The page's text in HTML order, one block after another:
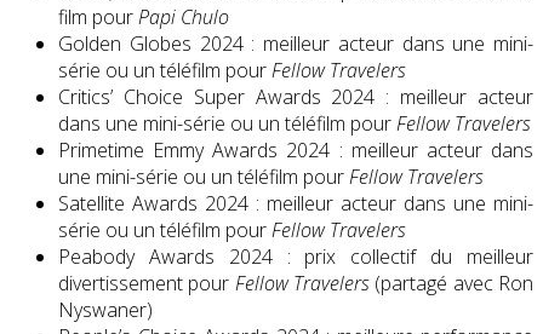
film pourPapi Chulo
Golden Globes 2024 : meilleur acteur dans une mini-
série ou un téléfilm pourFellow Travelers
Critics’ Choice Super Awards 2024 : meilleur acteur
dans une mini-série ou un téléfilm pourFellow Travelers
Primetime Emmy Awards 2024 : meilleur acteur dans
une mini-série ou un téléfilm pourFellow Travelers
Satellite Awards 2024 : meilleur acteur dans une mini-
série ou un téléfilm pourFellow Travelers
Peabody Awards 2024 : prix collectif du meilleur
divertissement pour Fellow Travelers (partagé avec Ron
Nyswaner)